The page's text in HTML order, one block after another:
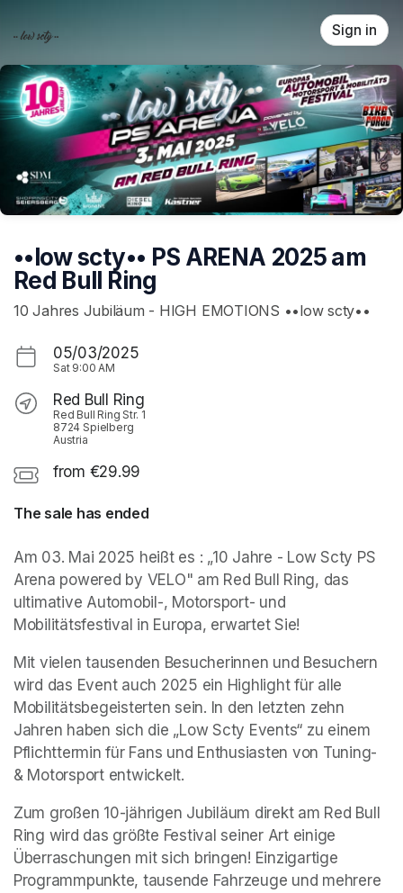
Sign in
••low scty•• PS ARENA 2025 am
Red Bull Ring
10 Jahres Jubiläum - HIGH EMOTIONS ••low scty••
05/03/2025
Sat 9:00 AM
Red Bull Ring
Red Bull Ring Str. 1
8724 Spielberg
Austria
from €29.99
The sale has ended
Am 03. Mai 2025 heißt es : „10 Jahre - Low Scty PS
Arena powered by VELO" am Red Bull Ring, das
ultimative Automobil-, Motorsport- und
Mobilitätsfestival in Europa, erwartet Sie!
Mit vielen tausenden Besucherinnen und Besuchern
wird das Event auch 2025 ein Highlight für alle
Mobilitätsbegeisterten sein. In den letzten zehn
Jahren haben sich die „Low Scty Events“ zu einem
Pflichttermin für Fans und Enthusiasten von Tuning-
& Motorsport entwickelt.
Zum großen 10-jährigen Jubiläum direkt am Red Bull
Ring wird das größte Festival seiner Art einige
Überraschungen mit sich bringen! Einzigartige
Programmpunkte, tausende Fahrzeuge und mehrere